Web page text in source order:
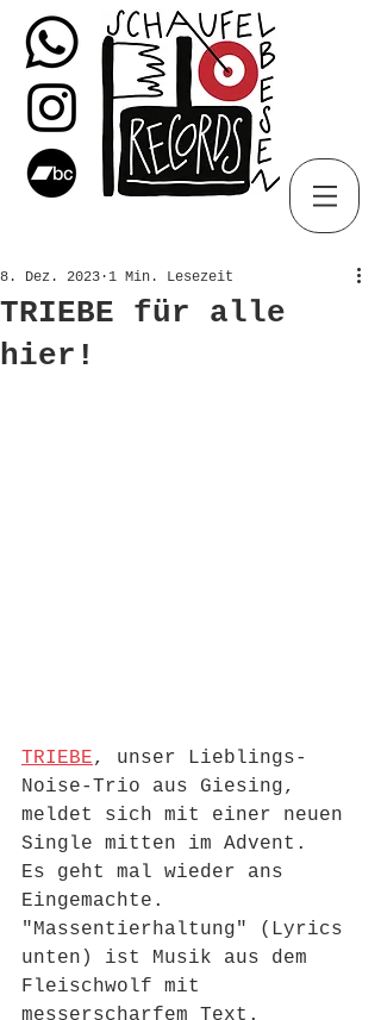
TRIEBE für alle
hier!
8. Dez. 2023 1 Min. Lesezeit
TRIEBE, unser Lieblings-
Noise-Trio aus Giesing,
meldet sich mit einer neuen
Single mitten im Advent.
Es geht mal wieder ans
Eingemachte.
"Massentierhaltung" (Lyrics
unten) ist Musik aus dem
Fleischwolf mit
messerscharfem Text.